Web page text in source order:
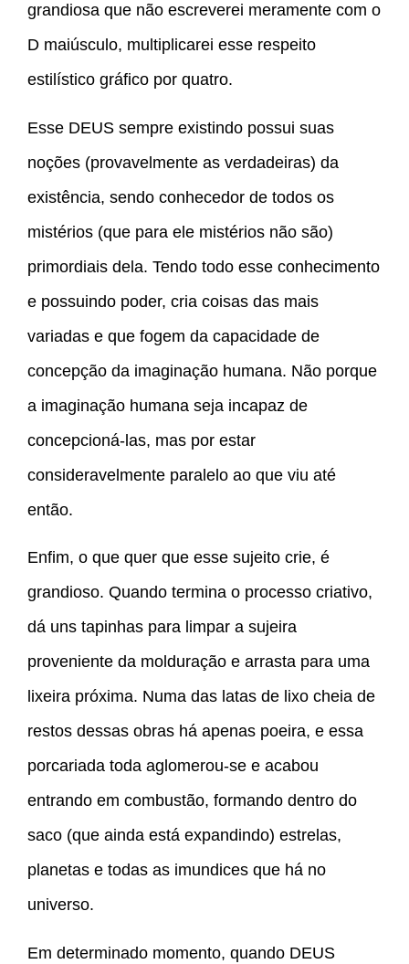
grandiosa que não escreverei meramente com o
D maiúsculo, multiplicarei esse respeito
estilístico gráfico por quatro.
Esse DEUS sempre existindo possui suas
noções (provavelmente as verdadeiras) da
existência, sendo conhecedor de todos os
mistérios (que para ele mistérios não são)
primordiais dela. Tendo todo esse conhecimento
e possuindo poder, cria coisas das mais
variadas e que fogem da capacidade de
concepção da imaginação humana. Não porque
a imaginação humana seja incapaz de
concepcioná-las, mas por estar
consideravelmente paralelo ao que viu até
então.
Enfim, o que quer que esse sujeito crie, é
grandioso. Quando termina o processo criativo,
dá uns tapinhas para limpar a sujeira
proveniente da molduração e arrasta para uma
lixeira próxima. Numa das latas de lixo cheia de
restos dessas obras há apenas poeira, e essa
porcariada toda aglomerou-se e acabou
entrando em combustão, formando dentro do
saco (que ainda está expandindo) estrelas,
planetas e todas as imundices que há no
universo.
Em determinado momento, quando DEUS